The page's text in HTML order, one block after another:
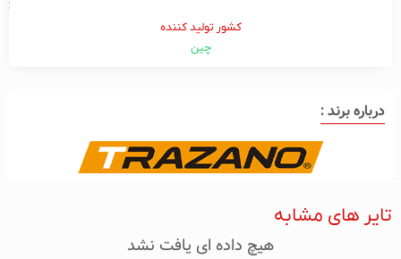
کشور تولید کننده
چین
درباره برند :
تایر های مشابه
هیچ داده ای یافت نشد